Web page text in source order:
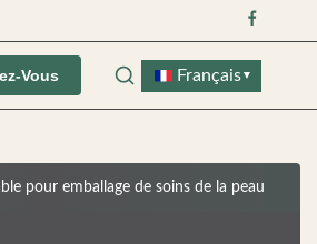
Vous Français ▼
pour emballage de soins de la peau